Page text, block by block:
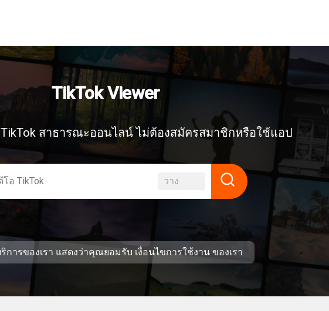
TikTok Viewer
สาธารณะออนไลน์ ไม่ต้องสมัครสมาชิกหรือใช้แอป
วาง
ริการของเรา แสดงว่าคุณยอมรับ เงื่อนไขการใช้งานของเรา